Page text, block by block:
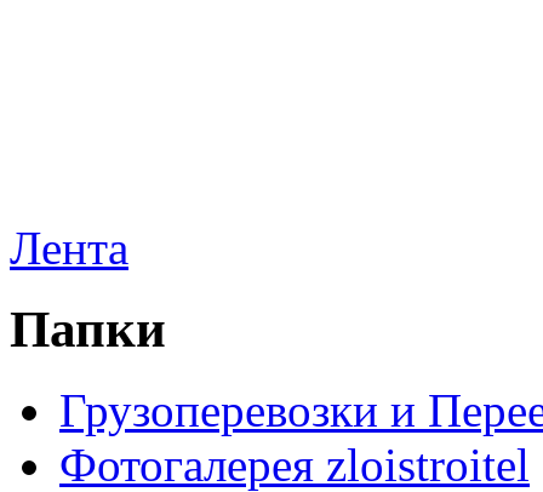
Лента
Папки
Грузоперевозки и
Фотогалерея zloistroitel